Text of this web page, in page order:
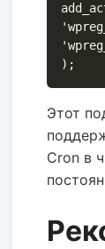
Этот
Cron в